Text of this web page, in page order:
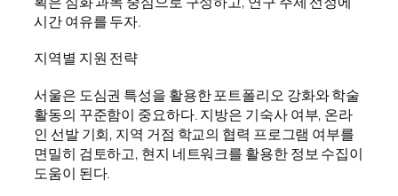
시간 여유를 두자.
지역별 지원 전략
서울은 도심권 특성을 활용한 포트폴리오 강화와 학술
활동의 꾸준함이 중요하다. 지방은 기숙사 여부, 온라
인 선발 기회, 지역 거점 학교의 협력 프로그램 여부를
면밀히 검토하고, 현지 네트워크를 활용한 정보 수집이
도움이 된다.